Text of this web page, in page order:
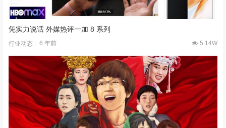
凭实力说话 外媒热评一加 8 系列
行业动态 6 年前 5.14W